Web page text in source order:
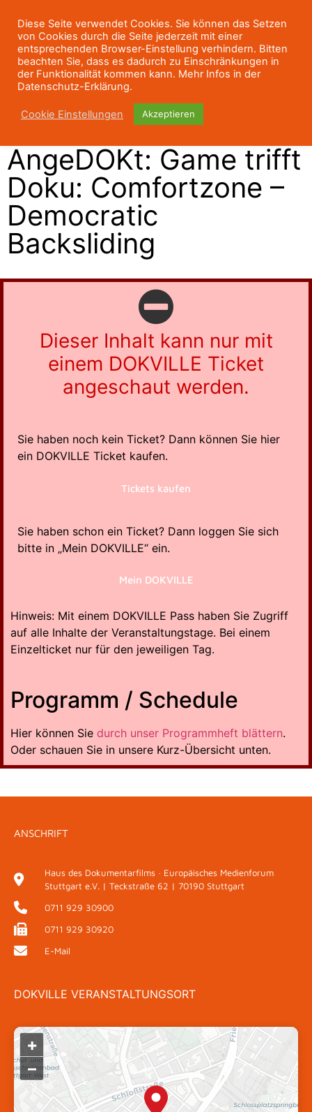
AngeDOKt: Game trifft
Doku: Comfortzone –
Democratic
Backsliding
Dieser Inhalt kann nur mit
einem DOKVILLE Ticket
angeschaut werden.
Sie haben noch kein Ticket? Dann können Sie hier
ein DOKVILLE Ticket kaufen.
Tickets kaufen
Sie haben schon ein Ticket? Dann loggen Sie sich
bitte in „Mein DOKVILLE“ ein.
Mein DOKVILLE
Hinweis: Mit einem DOKVILLE Pass haben Sie Zugriff
auf alle Inhalte der Veranstaltungstage. Bei einem
Einzelticket nur für den jeweiligen Tag.
Programm / Schedule
Hier können Sie durch unser Programmheft blättern.
Oder schauen Sie in unsere Kurz-Übersicht unten.
ANSCHRIFT
Haus des Dokumentarfilms · Europäisches Medienforum
Stuttgart e.V. | Teckstraße 62 | 70190 Stuttgart
0711 929 30900
0711 929 30920
E-Mail
DOKVILLE VERANSTALTUNGSORT
+
–
Diese Seite verwendet Cookies. Sie können das Setzen
von Cookies durch die Seite jederzeit mit einer
entsprechenden Browser-Einstellung verhindern. Bitten
beachten Sie, dass es dadurch zu Einschränkungen in
der Funktionalität kommen kann. Mehr Infos in der
Datenschutz-Erklärung.
Cookie Einstellungen Akzeptieren